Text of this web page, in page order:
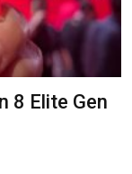
8 Elite Gen